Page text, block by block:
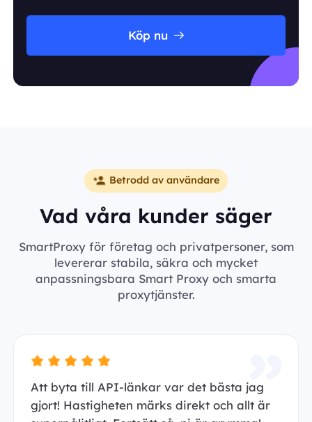
Köp nu
Betrodd av användare
Vad våra kunder säger
SmartProxy för företag och privatpersoner, som
levererar stabila, säkra och mycket
anpassningsbara Smart Proxy och smarta
proxytjänster.
Att byta till API-länkar var det bästa jag
gjort! Hastigheten märks direkt och allt är